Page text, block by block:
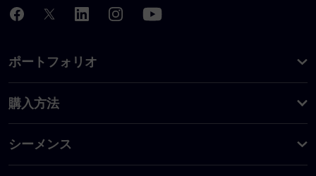
ポートフォリオ
購入方法
シーメンス